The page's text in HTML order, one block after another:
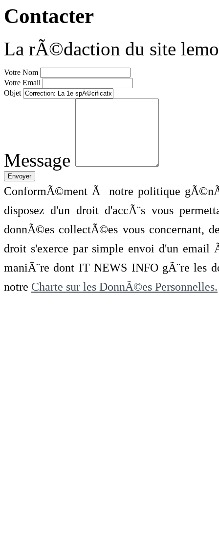
Contacter
La rÃ©daction du site
Votre Nom
Votre Email
Objet
Message
ConformÃ©ment Ã notre politique
disposez d'un droit d'accÃ¨s vous
donnÃ©es collectÃ©es vous concernant,
droit s'exerce par simple envoi d'un
maniÃ¨re dont IT NEWS INFO gÃ¨re les
notre Charte sur les DonnÃ©es Personnelles.